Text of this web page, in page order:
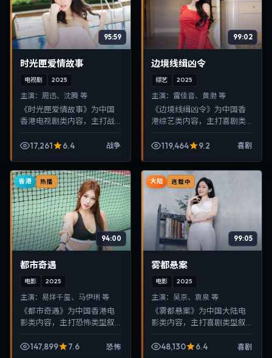
95:59
时光匣爱情故事
电视剧 2025
主演： 周迅、沈腾 等
《时光匣爱情故事》为中国
香港电视剧类内容，主打战
面清晰，适合移动端与电视
17,261 6.4 战争
99:02
边境线缉凶令
综艺 2025
主演： 雷佳音、黄渤 等
《边境线缉凶令》为中国香
港综艺类内容，主打喜剧类
晰，适合移动端与电视端随
119,464 9.2 喜剧
香港 热播
94:00
都市奇遇
电影 2025
主演： 易烊千玺、马伊琍 等
《都市奇遇》为中国香港电
影类内容，主打恐怖类型叙
适合移动端与电视端随时在
147,899 7.6 恐怖
大陆 连载中
99:05
雾都悬案
电影 2025
主演： 吴京、袁泉 等
《雾都悬案》为中国大陆电
影类内容，主打喜剧类型叙
适合移动端与电视端随时在
48,130 6.4 喜剧